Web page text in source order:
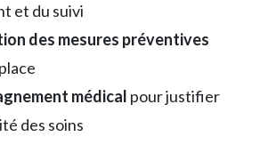
et du suivi
des mesures préventives
médical pour justifier
des soins